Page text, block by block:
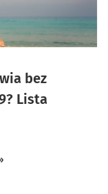
bez
Lista